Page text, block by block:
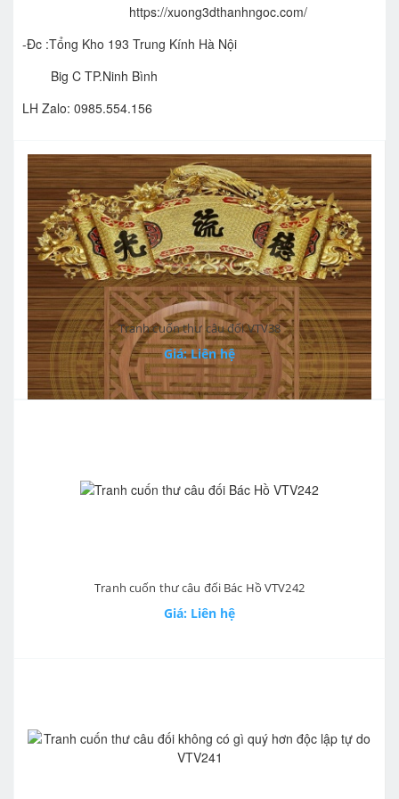
https://xuong3dthanhngoc.com/
-Đc :Tổng Kho 193 Trung Kính Hà Nội
Big C TP.Ninh Bình
LH Zalo: 0985.554.156
Tranh cuốn thư câu đối VTV38
Giá: Liên hệ
Tranh cuốn thư câu đối Bác Hồ VTV242
Giá: Liên hệ